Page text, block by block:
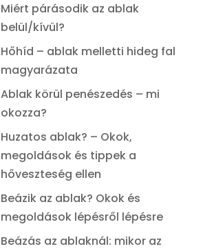
Miért párásodik az ablak
belül/kívül?
Hőhíd – ablak melletti hideg fal
magyarázata
Ablak körül penészedés – mi
okozza?
Huzatos ablak? – Okok,
megoldások és tippek a
hőveszteség ellen
Beázik az ablak? Okok és
megoldások lépésről lépésre
Beázás az ablaknál: mikor az